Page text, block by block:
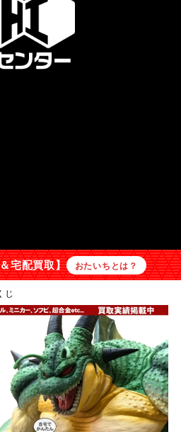
宅配買取】 おたいちとは？
じ